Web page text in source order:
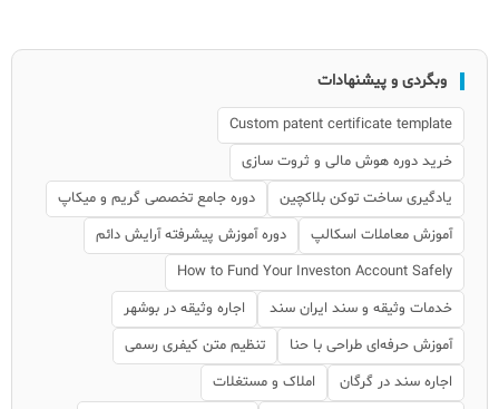
وبگردی و پیشنهادات
Custom patent certificate template
خرید دوره هوش مالی و ثروت سازی
یادگیری ساخت توکن بلاکچین
دوره جامع تخصصی گریم و میکاپ
آموزش معاملات اسکالپ
دوره آموزش پیشرفته آرایش دائم
How to Fund Your Investon Account Safely
خدمات وثیقه و سند ایران سند
اجاره وثیقه در بوشهر
آموزش حرفه‌ای طراحی با حنا
تنظیم متن کیفری رسمی
اجاره سند در گرگان
املاک و مستغلات